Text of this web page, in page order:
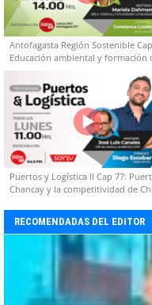
Antofagasta Región Sostenible
Educación ambiental y formación
capacidades técnicas
Puertos y Logística II Cap 77:
Chancay y la competitividad de
RECOMENDADAS DEL EDITOR